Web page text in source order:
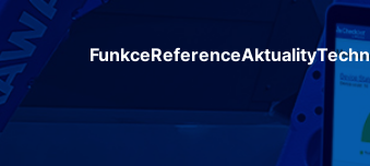
FunkceReferenceAktuality